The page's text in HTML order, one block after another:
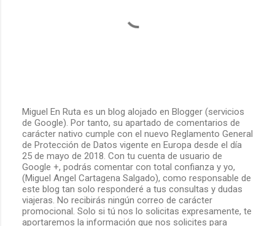
P
u
b
l
i
c
a
r
u
n
Miguel En Ruta es un blog alojado en Blogger (servicios
de Google). Por tanto, su apartado de comentarios de
carácter nativo cumple con el nuevo Reglamento General
de Protección de Datos vigente en Europa desde el día
25 de mayo de 2018. Con tu cuenta de usuario de
Google +, podrás comentar con total confianza y yo,
(Miguel Angel Cartagena Salgado), como responsable de
este blog tan solo responderé a tus consultas y dudas
viajeras. No recibirás ningún correo de carácter
promocional. Solo si tú nos lo solicitas expresamente, te
aportaremos la información que nos solicites para